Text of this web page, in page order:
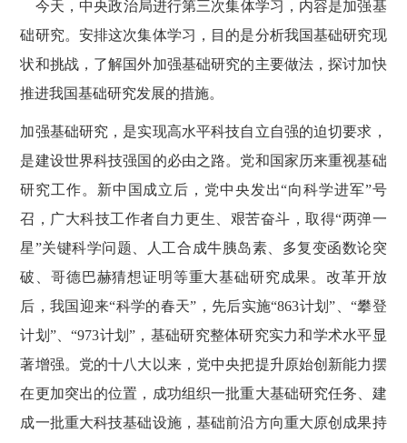
今天，中央政治局进行第三次集体学习，内容是加强基
础研究。安排这次集体学习，目的是分析我国基础研究现
状和挑战，了解国外加强基础研究的主要做法，探讨加快
推进我国基础研究发展的措施。
加强基础研究，是实现高水平科技自立自强的迫切要求，
是建设世界科技强国的必由之路。党和国家历来重视基础
研究工作。新中国成立后，党中央发出“向科学进军”号
召，广大科技工作者自力更生、艰苦奋斗，取得“两弹一
星”关键科学问题、人工合成牛胰岛素、多复变函数论突
破、哥德巴赫猜想证明等重大基础研究成果。改革开放
后，我国迎来“科学的春天”，先后实施“863计划”、“攀登
计划”、“973计划”，基础研究整体研究实力和学术水平显
著增强。党的十八大以来，党中央把提升原始创新能力摆
在更加突出的位置，成功组织一批重大基础研究任务、建
成一批重大科技基础设施，基础前沿方向重大原创成果持